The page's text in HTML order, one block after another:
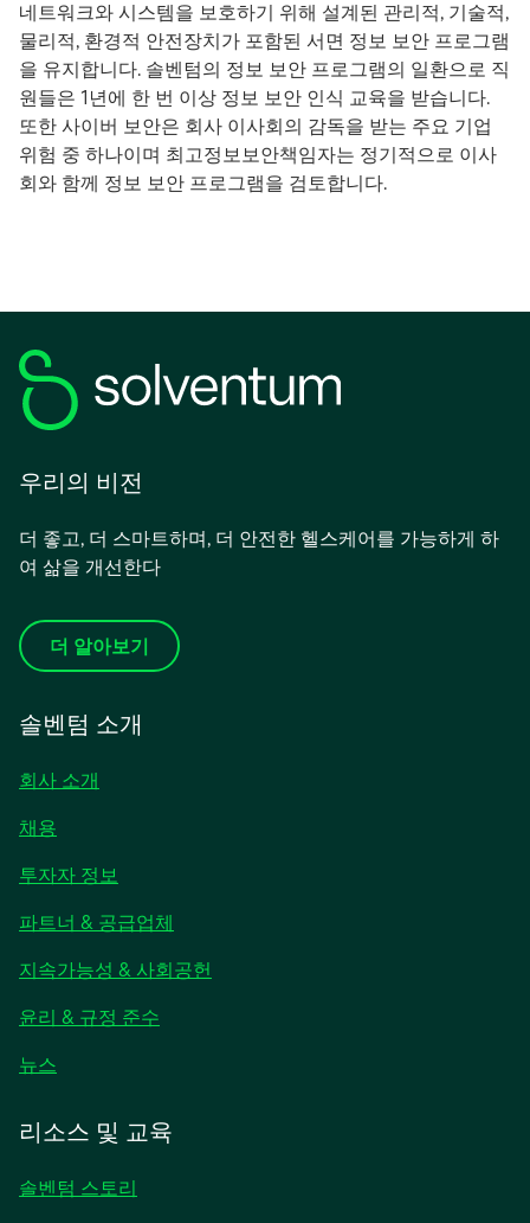
네트워크와 시스템을 보호하기 위해 설계된 관리적, 기술적,
물리적, 환경적 안전장치가 포함된 서면 정보 보안 프로그램
을 유지합니다. 솔벤텀의 정보 보안 프로그램의 일환으로 직
원들은 1년에 한 번 이상 정보 보안 인식 교육을 받습니다.
또한 사이버 보안은 회사 이사회의 감독을 받는 주요 기업
위험 중 하나이며 최고정보보안책임자는 정기적으로 이사
회와 함께 정보 보안 프로그램을 검토합니다.
우리의 비전
더 좋고, 더 스마트하며, 더 안전한 헬스케어를 가능하게 하
여 삶을 개선한다
더 알아보기
솔벤텀 소개
회사 소개
채용
투자자 정보
에
서
림
파트너 & 공급업체
지속가능성 & 사회공헌
윤리 & 규정 준수
뉴스
에
서
열
림
리소스 및 교육
솔벤텀 스토리